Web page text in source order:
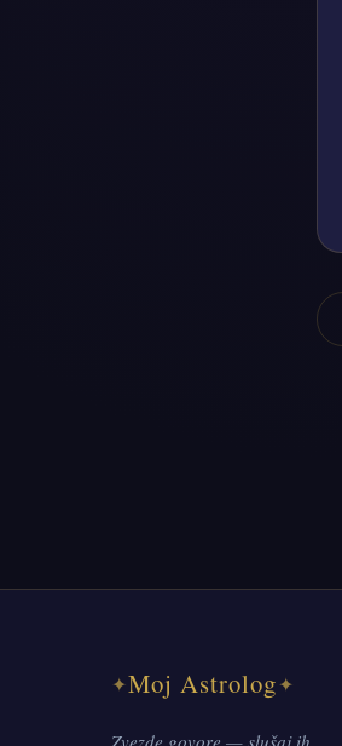
✦Moj Astrolog✦
Zvezde govore — slušaj ih